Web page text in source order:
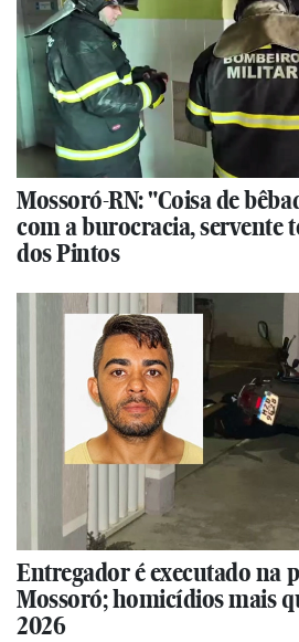
Mossoró-RN: "Coisa de
com a burocracia, servente
dos Pintos
Entregador é executado na
Mossoró; homicídios mais
2026